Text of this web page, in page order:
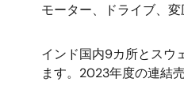
モーター、ドライブ、
インド国内9カ所とスウ
ます。 2023年度の連結